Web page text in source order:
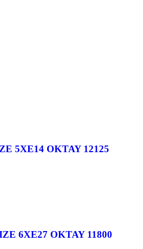
5XE14 OKTAY 12125
6XE27 OKTAY 11800